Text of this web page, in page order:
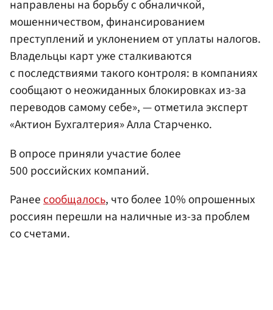
направлены на борьбу с обналичкой,
мошенничеством, финансированием
преступлений и уклонением от уплаты налогов.
Владельцы карт уже сталкиваются
с последствиями такого контроля: в компаниях
сообщают о неожиданных блокировках из-за
переводов самому себе», — отметила эксперт
«Актион Бухгалтерия» Алла Старченко.
В опросе приняли участие более
500 российских компаний.
Ранеесообщалось, что более 10% опрошенных
россиян перешли на наличные из-за проблем
со счетами.